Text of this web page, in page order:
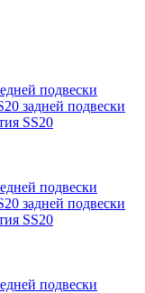
подвески
задней подвески
SS20
подвески
задней подвески
SS20
подвески